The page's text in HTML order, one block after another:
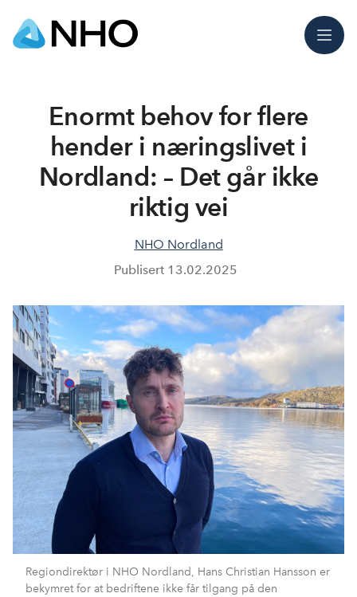
Meny
Enormt behov for flere
hender i næringslivet i
Nordland: – Det går ikke
riktig vei
NHO Nordland
Publisert 13.02.2025
Regiondirektør i NHO Nordland, Hans Christian Hansson er
bekymret for at bedriftene ikke får tilgang på den